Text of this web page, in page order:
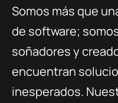
Somos más que
de software;
soñadores y
encuentran
inesperados.